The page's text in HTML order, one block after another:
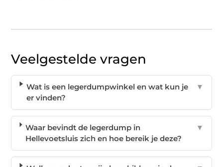
Veelgestelde vragen
Wat is een legerdumpwinkel en wat kun je
er vinden?
▼
Waar bevindt de legerdump in
Hellevoetsluis zich en hoe bereik je deze?
▼